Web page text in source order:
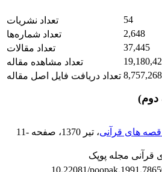
تعداد نشریات
54
تعداد شماره‌ها
2,648
تعداد مقالات
37,445
تعداد مشاهده مقاله
تعداد دریافت فایل اصل مقاله 8,757,268
، تیر 1370 ، صفحه 11-
مجله پوپک
10.22081/